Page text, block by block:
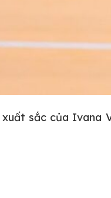
sắc của Ivana